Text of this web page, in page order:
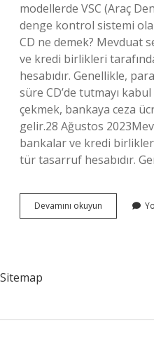
modellerde VSC (Araç
denge kontrol sistemi
CD ne demek? Mevduat
ve kredi birlikleri
hesabıdır. Genellikle,
süre CD’de tutmayı
çekmek, bankaya ceza
gelir.28 Ağustos
bankalar ve kredi
tür tasarruf hesabıdır.
Devamını okuyun
Cd
Sitemap